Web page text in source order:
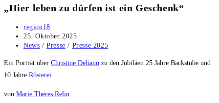
„Hier leben zu dürfen ist ein Geschenk“
Beitrags-
Autor:
region18
Beitrag
veröffentlicht:
25. Oktober 2025
Beitrags-
News / Presse / Presse 2025
Ein Porträt über Christine Deliano zu den Jubiläen 25 Jahre Backstube und
10 Jahre Rösterei
von Marie Theres Relin